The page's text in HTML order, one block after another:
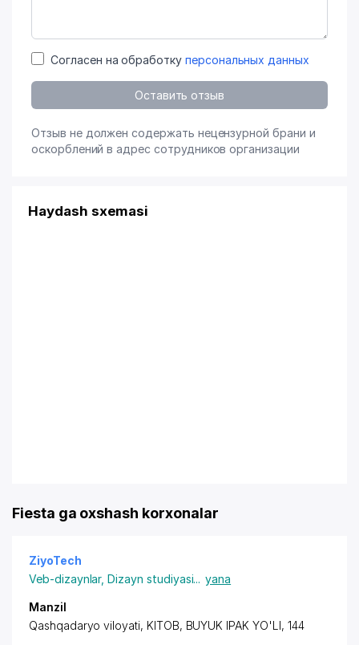
Согласен на обработку персональных данных
Оставить отзыв
Отзыв не должен содержать нецензурной брани и
оскорблений в адрес сотрудников организации
Haydash sxemasi
Fiesta ga oxshash korxonalar
ZiyoTech
Veb-dizaynlar,Dizayn studiyasi... yana
Manzil
Qashqadaryo viloyati, KITOB, BUYUK IPAK YO'LI, 144